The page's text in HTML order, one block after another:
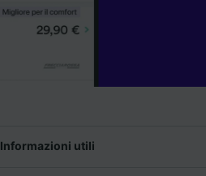
Informazioni utili